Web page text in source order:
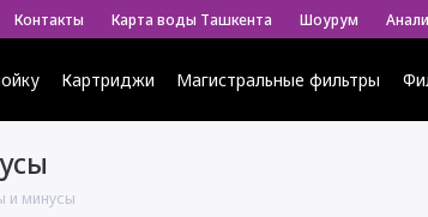
Контакты Карта воды Ташкента Шоурум
Картриджи Магистральные фильтры
и минусы